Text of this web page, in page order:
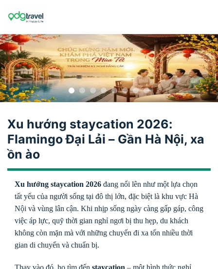
Xu hướng staycation 2026:
Flamingo Đại Lải – Gần Hà Nội, xa
ồn ào
Xu hướng staycation 2026 đang nổi lên như một lựa chọn
tất yếu của người sống tại đô thị lớn, đặc biệt là khu vực Hà
Nội và vùng lân cận. Khi nhịp sống ngày càng gấp gáp, công
việc áp lực, quỹ thời gian nghỉ ngơi bị thu hẹp, du khách
không còn mặn mà với những chuyến đi xa tốn nhiều thời
gian di chuyển và chuẩn bị.
Thay vào đó, họ tìm đến staycation – một hình thức nghỉ